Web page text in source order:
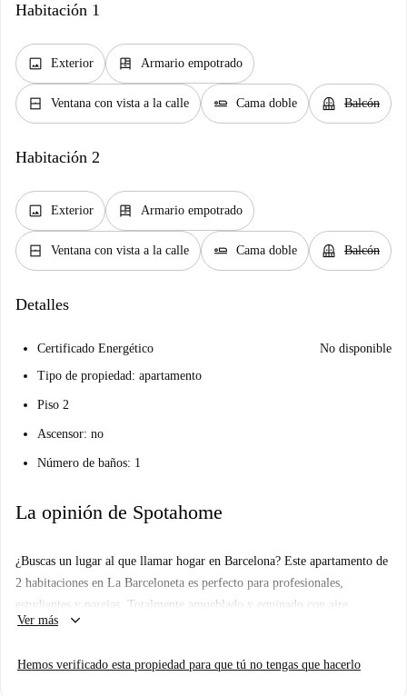
Habitación 1
image Exterior dresser Armario empotrado
window_closed Ventana con vista a la calle airline_seat_flat Cama doble balcony Balcón
Habitación 2
image Exterior dresser Armario empotrado
window_closed Ventana con vista a la calle airline_seat_flat Cama doble balcony Balcón
Detalles
Certificado Energético
No disponible
Tipo de propiedad: apartamento
Piso 2
Ascensor: no
Número de baños: 1
La opinión de Spotahome
¿Buscas un lugar al que llamar hogar en Barcelona? Este apartamento de
2 habitaciones en La Barceloneta es perfecto para profesionales,
estudiantes y parejas. Totalmente amueblado y equipado con aire
acondicionado central, lavadora, lavavajillas, horno y TV, ofrece todas
garantiza un proceso de alquiler seguro.
Ver más keyboard_arrow_down
Hemos verificado esta propiedad para que tú no tengas que hacerlo